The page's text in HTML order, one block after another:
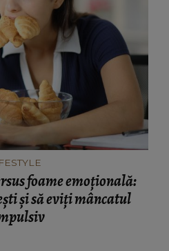
foame emoțională:
și să eviți mâncatul